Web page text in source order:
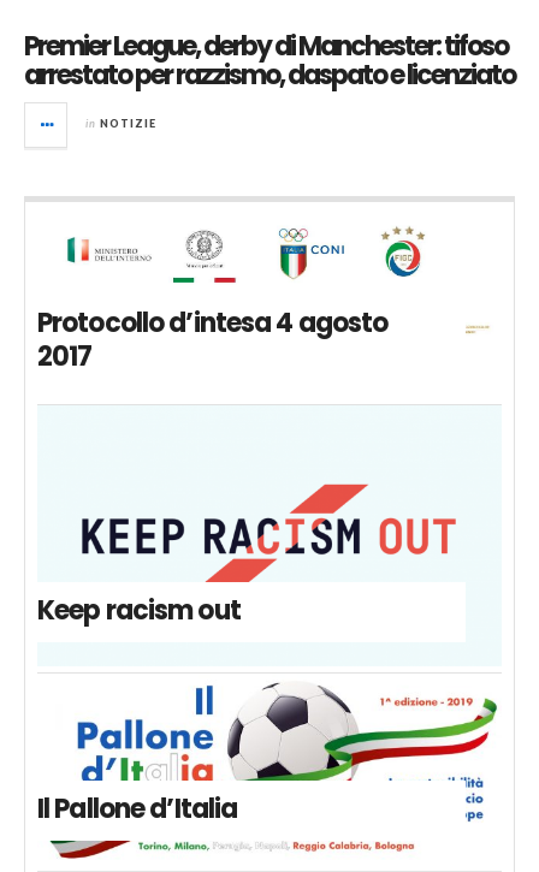
Premier League, derby di Manchester: tifoso
arrestato per razzismo, daspato e licenziato
in NOTIZIE
Protocollo d’intesa 4 agosto
2017
Keep racism out
Il Pallone d’Italia